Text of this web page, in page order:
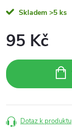
Skladem >5 ks
95 Kč
cena:
Dotaz k produktu